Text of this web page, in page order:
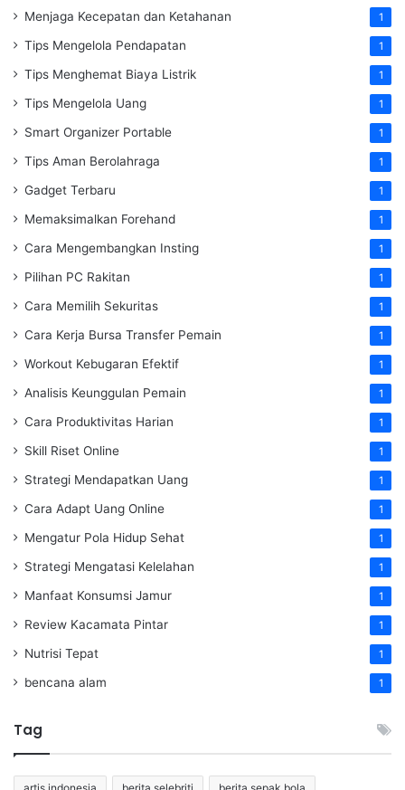
Menjaga Kecepatan dan Ketahanan 1
Tips Mengelola Pendapatan 1
Tips Menghemat Biaya Listrik 1
Tips Mengelola Uang 1
Smart Organizer Portable 1
Tips Aman Berolahraga 1
Gadget Terbaru 1
Memaksimalkan Forehand 1
Cara Mengembangkan Insting 1
Pilihan PC Rakitan 1
Cara Memilih Sekuritas 1
Cara Kerja Bursa Transfer Pemain 1
Workout Kebugaran Efektif 1
Analisis Keunggulan Pemain 1
Cara Produktivitas Harian 1
Skill Riset Online 1
Strategi Mendapatkan Uang 1
Cara Adapt Uang Online 1
Mengatur Pola Hidup Sehat 1
Strategi Mengatasi Kelelahan 1
Manfaat Konsumsi Jamur 1
Review Kacamata Pintar 1
Nutrisi Tepat 1
bencana alam 1
Tag